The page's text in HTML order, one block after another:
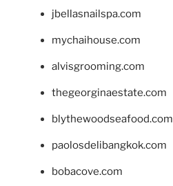
jbellasnailspa.com
mychaihouse.com
alvisgrooming.com
thegeorginaestate.com
blythewoodseafood.com
paolosdelibangkok.com
bobacove.com